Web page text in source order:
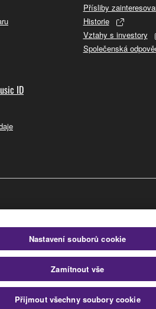
ID
Přísliby
Historie
Vztahy s investory
Společenská
Nastavení souborů cookie
Zamítnout vše
Přijmout všechny soubory cookie